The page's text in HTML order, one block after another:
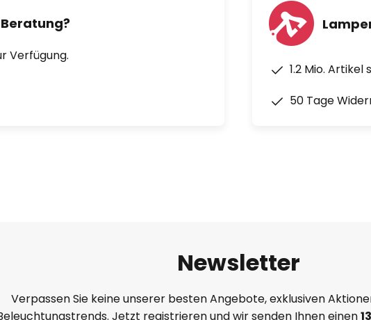
Verfügung.
1.2 Mio.
50 Tage
Newsletter
Verpassen Sie keine unserer besten Angebote, exklusiven
Jetzt registrieren und wir senden Ihnen einen